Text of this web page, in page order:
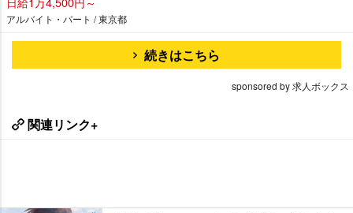
アルバイト・パート / 東京都
続きはこちら
sponsored by 求人ボックス
関連リンク+